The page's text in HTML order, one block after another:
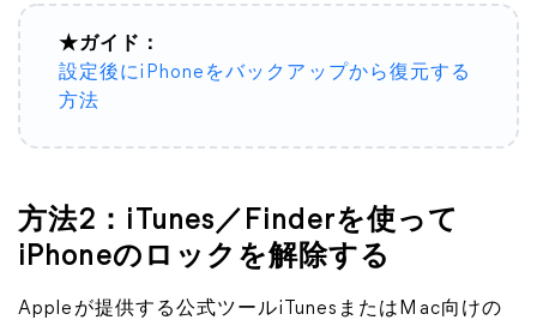
★ガイド：
設定後にiPhoneをバックアップから復元する
方法
方法2：iTunes／Finderを使って
iPhoneのロックを解除する
Appleが提供する公式ツールiTunesまたはMac向けの